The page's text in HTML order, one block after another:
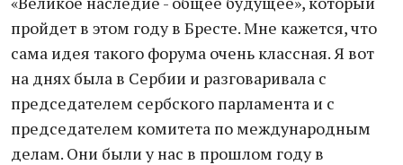
пройдет в этом году в Бресте. Мне кажется, что
сама идея такого форума очень классная. Я вот
на днях была в Сербии и разговаривала с
председателем сербского парламента и с
председателем комитета по международным
делам. Они были у нас в прошлом году в